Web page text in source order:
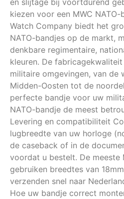
kiezen voor een MWC
Watch Company biedt het
NATO-bandjes op de markt,
denkbare regimentaire,
kleuren. De
militaire omgevingen, van de
Midden-Oosten tot de
perfecte bandje voor uw
NATO-bandje de meest
Levering en compatibiliteit
lugbreedte van uw horloge
de caseback of in de
voordat u bestelt. De meeste
gebruiken breedtes van
verzenden snel naar
Hoe uw bandje correct